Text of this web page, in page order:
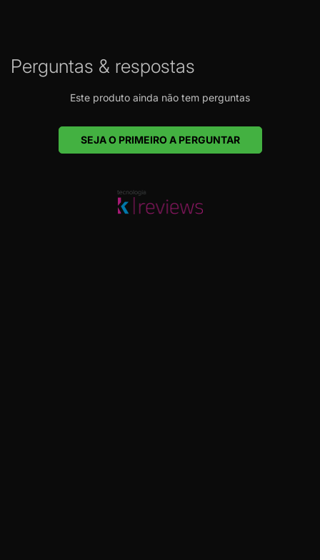
Perguntas & respostas
Este produto ainda não tem perguntas
SEJA O PRIMEIRO A PERGUNTAR